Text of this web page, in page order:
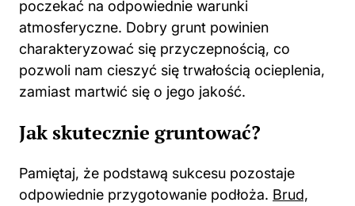
poczekać na odpowiednie warunki
atmosferyczne. Dobry grunt powinien
charakteryzować się przyczepnością, co
pozwoli nam cieszyć się trwałością ocieplenia,
zamiast martwić się o jego jakość.
Jak skutecznie gruntować?
Pamiętaj, że podstawą sukcesu pozostaje
odpowiednie przygotowanie podłoża. Brud,